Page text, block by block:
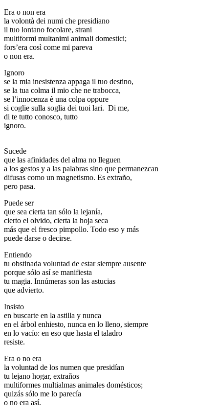
Era o non era
la volontà dei numi che presidiano
il tuo lontano focolare, strani
multiformi multanimi animali domestici;
fors’era così come mi pareva
o non era.
Ignoro
se la mia inesistenza appaga il tuo destino,
se la tua colma il mio che ne trabocca,
se l’innocenza è una colpa oppure
si coglie sulla soglia dei tuoi lari. Di me,
di te tutto conosco, tutto
ignoro.
Sucede
que las afinidades del alma no lleguen
a los gestos y a las palabras sino que permanezcan
difusas como un magnetismo. Es extraño,
pero pasa.
Puede ser
que sea cierta tan sólo la lejanía,
cierto el olvido, cierta la hoja seca
más que el fresco pimpollo. Todo eso y más
puede darse o decirse.
Entiendo
tu obstinada voluntad de estar siempre ausente
porque sólo así se manifiesta
tu magia. Innúmeras son las astucias
que advierto.
Insisto
en buscarte en la astilla y nunca
en el árbol enhiesto, nunca en lo lleno, siempre
en lo vacío: en eso que hasta el taladro
resiste.
Era o no era
la voluntad de los numen que presidían
tu lejano hogar, extraños
multiformes multialmas animales domésticos;
quizás sólo me lo parecía
o no era así.